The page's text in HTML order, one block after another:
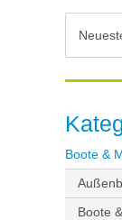
Boote &
Boote